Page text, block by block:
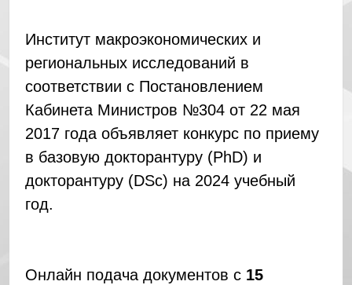
Институт макроэкономических и
региональных исследований в
соответствии с Постановлением
Кабинета Министров №304 от 22 мая
2017 года объявляет конкурс по приему
в базовую докторантуру (PhD) и
докторантуру (DSc) на 2024 учебный
год.
Онлайн подача документов с 15